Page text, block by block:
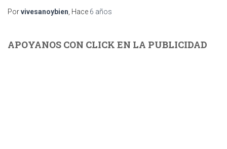
Porvivesanoybien , Hace 6 años
APOYANOS CON CLICK EN LA PUBLICIDAD